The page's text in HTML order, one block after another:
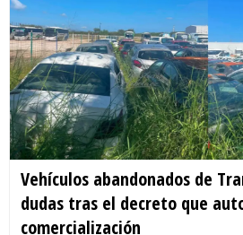
Vehículos abandonados de
dudas tras el decreto que
comercialización